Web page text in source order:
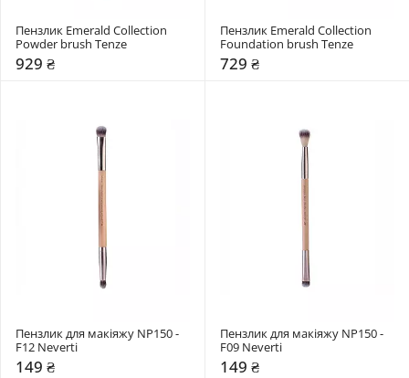
Пензлик Emerald Collection
Powder brush Tenze
929 ₴
Пензлик Emerald Collection
Foundation brush Tenze
729 ₴
Пензлик для макіяжу NP150 -
F12 Neverti
149 ₴
Пензлик для макіяжу NP150 -
F09 Neverti
149 ₴